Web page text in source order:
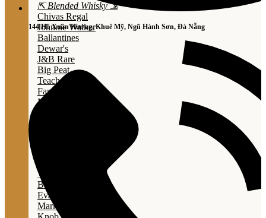
144 Hồ Xuân Hương, Khuê Mỹ, Ngũ Hành Sơn, Đà Nẵng
⇱ Blended Whisky ⇲
Chivas Regal
Johnnie Walker
Ballantines
Dewar's
J&B Rare
Big Peat
Teacher's
Famous Grouse
Monkey Shouder
Wild Turkey
Bulleit Bourbon
Evan Williams
Marker's Mark